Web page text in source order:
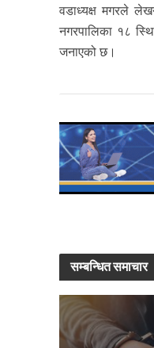
वडाध्यक्ष मगरले
नगरपालिका १८
जनाएको छ।
सम्बन्धित समाचार